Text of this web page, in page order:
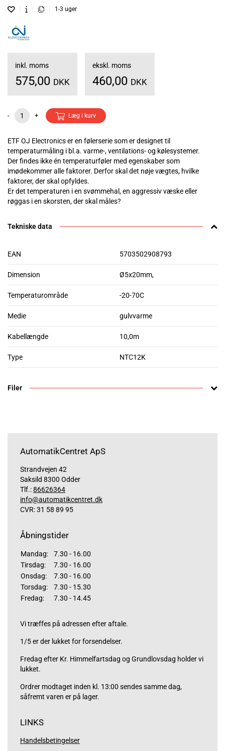
1-3 uger
inkl. moms
575,00 DKK
ekskl. moms
460,00 DKK
- + Læg i kurv
ETF OJ Electronics er en følerserie som er designet til
temperaturmåling i bl.a. varme-, ventilations- og kølesystemer.
Der findes ikke én temperaturføler med egenskaber som
imødekommer alle faktorer. Derfor skal det nøje vægtes, hvilke
faktorer, der skal opfyldes.
Er det temperaturen i en svømmehal, en aggressiv væske eller
røggas i en skorsten, der skal måles?
Tekniske data
EAN 5703502908793
Dimension Ø5x20mm,
Temperaturområde -20-70C
Medie gulvvarme
Kabellængde 10,0m
Type NTC12K
Filer
AutomatikCentret ApS
Strandvejen 42
Saksild 8300 Odder
Tlf.:86626364
info@automatikcentret.dk
CVR: 31 58 89 95
Åbningstider
Mandag:
7.30 - 16.00
Tirsdag:
7.30 - 16.00
Onsdag:
7.30 - 16.00
Torsdag:
7.30 - 15.30
Fredag:
7.30 - 14.45
Vi træffes på adressen efter aftale.
1/5 er der lukket for forsendelser.
Fredag efter Kr. Himmelfartsdag og Grundlovsdag holder vi
lukket.
Ordrer modtaget inden kl. 13:00 sendes samme dag,
såfremt varen er på lager.
LINKS
Handelsbetingelser